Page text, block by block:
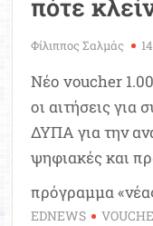
πότε
Φίλιππος Σαλμάς
Νέο voucher
οι αιτήσεις για
ΔΥΠΑ για την
ψηφιακές και
πρόγραμμα
EDNEWS